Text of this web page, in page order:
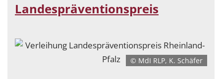
Landespräventionspreis
© MdI RLP, K. Schäfer